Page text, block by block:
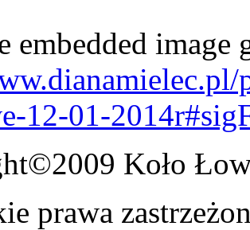
embedded image
12-01-
Koło
prawa